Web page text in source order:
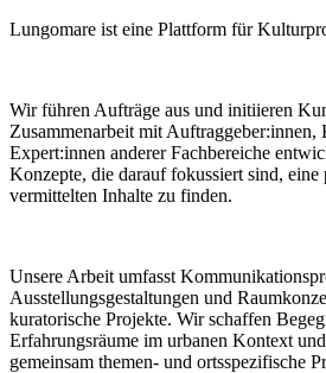
Lungomare ist eine Plattform für
Wir führen Aufträge aus und initiieren
Zusammenarbeit mit Auftraggeber:innen,
Expert:innen anderer Fachbereiche
Konzepte, die darauf fokussiert sind, eine
vermittelten Inhalte zu finden.
Unsere Arbeit umfasst
Ausstellungsgestaltungen und
kuratorische Projekte. Wir schaffen
Erfahrungsräume im urbanen Kontext
gemeinsam themen- und ortsspezifische